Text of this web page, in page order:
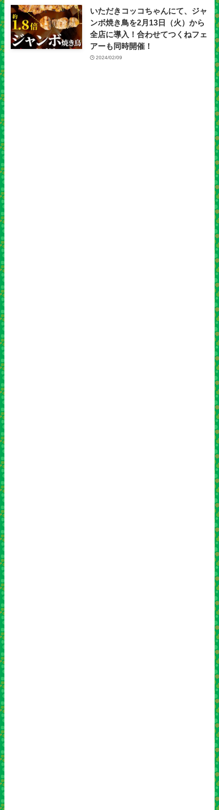
いただきコッコちゃんにて、ジャ
ンボ焼き鳥を2月13日（火）から
全店に導入！合わせてつくねフェ
アーも同時開催！
2024/02/09